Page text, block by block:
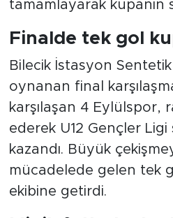
tamamlayarak kupanın
Finalde tek gol
Bilecik İstasyon Sentetik
oynanan final
karşılaşan 4 Eylülspor,
ederek U12 Gençler
kazandı. Büyük
mücadelede gelen tek
ekibine getirdi.